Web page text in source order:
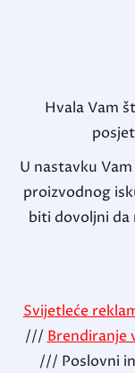
Hvala Vam
U nastavku
proizvodnog
biti dovoljni da
Svijetleće
/// Brendiranje
/// Poslovni